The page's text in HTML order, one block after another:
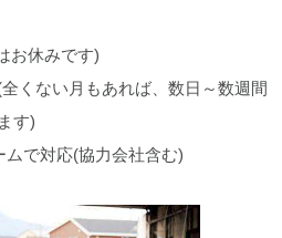
お休みです)
くない月もあれば、数日～数週間
す)
で対応(協力会社含む)